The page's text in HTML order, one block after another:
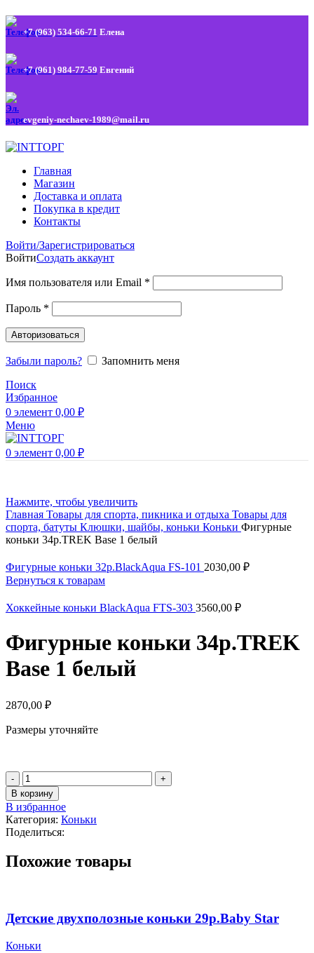
+7 (963) 534-66-71 Елена
+7 (961) 984-77-59 Евгений
evgeniy-nechaev-1989@mail.ru
Главная
Магазин
Доставка и оплата
Покупка в кредит
Контакты
Войти/Зарегистрироваться
ВойтиСоздать аккаунт
Имя пользователя или Email *
Пароль *
Авторизоваться
Забыли пароль?
Запомнить меня
Поиск
Избранное
0 элемент 0,00 ₽
Меню
0 элемент 0,00 ₽
Нажмите, чтобы увеличить
Главная Товары для спорта, пикника и отдыха Товары для
спорта, батуты Клюшки, шайбы, коньки Коньки Фигурные
коньки 34р.TREK Base 1 белый
Фигурные коньки 32р.BlackAqua FS-101 2030,00 ₽
Вернуться к товарам
Хоккейные коньки BlackAqua FTS-303 3560,00 ₽
Фигурные коньки 34р.TREK
Base 1 белый
2870,00 ₽
Размеры уточняйте
Количество
товара
Фигурные
коньки
34р.TREK
Base
белый
В корзину
В избранное
Категория: Коньки
Поделиться:
Похожие товары
Детские двухполозные коньки 29р.Baby Star
Коньки